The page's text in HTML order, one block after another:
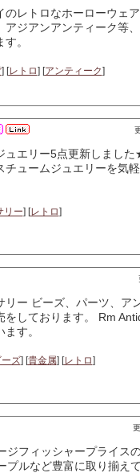
のレトロなホーローウェ
アジアンアンティーク等
。
] [レトロ] [アンティーク]
エリー5点更新しまし
チュームジュエリーを気
リー] [レトロ]
リー ビーズ、パーツ、ア
をしております。 Rm
す。
ズ] [貴金属] [レトロ]
ジフィッシャープライス
プルなど豊富に取り揃え